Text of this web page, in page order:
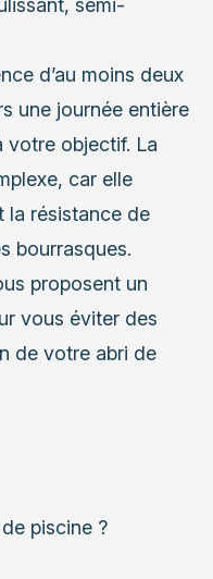
d’au moins deux
une journée entière
votre objectif. La
car elle
la résistance de
bourrasques.
proposent un
vous éviter des
de votre abri de
piscine ?